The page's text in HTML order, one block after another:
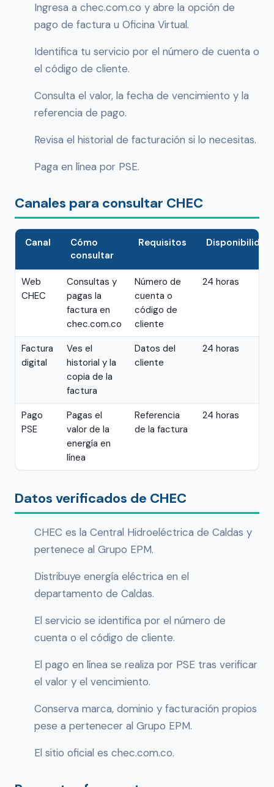
Ingresa a chec.com.co y abre la opción de
pago de factura u Oficina Virtual.
Identifica tu servicio por el número de cuenta o
el código de cliente.
Consulta el valor, la fecha de vencimiento y la
referencia de pago.
Revisa el historial de facturación si lo necesitas.
Paga en línea por PSE.
Canales para consultar CHEC
Canal
Cómo
consultar
Requisitos Disponibilidad
Web
CHEC
Consultas y
pagas la
factura en
chec.com.co
Número de
cuenta o
código de
cliente
24 horas
Factura
digital
Ves el
historial y la
copia de la
factura
Datos del
cliente
24 horas
Pago
PSE
Pagas el
valor de la
energía en
línea
Referencia
de la factura
24 horas
Datos verificados de CHEC
CHEC es la Central Hidroeléctrica de Caldas y
pertenece al Grupo EPM.
Distribuye energía eléctrica en el
departamento de Caldas.
El servicio se identifica por el número de
cuenta o el código de cliente.
El pago en línea se realiza por PSE tras verificar
el valor y el vencimiento.
Conserva marca, dominio y facturación propios
pese a pertenecer al Grupo EPM.
El sitio oficial es chec.com.co.